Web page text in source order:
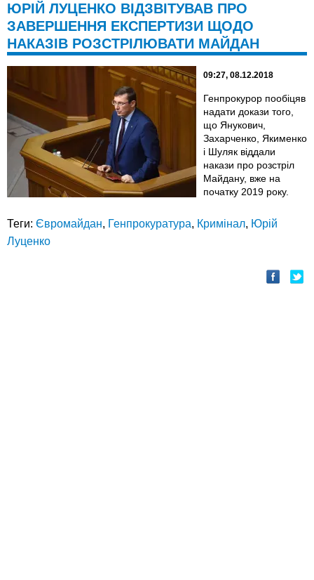
ЮРІЙ ЛУЦЕНКО ВІДЗВІТУВАВ ПРО
ЗАВЕРШЕННЯ ЕКСПЕРТИЗИ ЩОДО
НАКАЗІВ РОЗСТРІЛЮВАТИ МАЙДАН
09:27, 08.12.2018
Генпрокурор пообіцяв
надати докази того,
що Янукович,
Захарченко, Якименко
і Шуляк віддали
накази про розстріл
Майдану, вже на
початку 2019 року.
Теги: Євромайдан, Генпрокуратура, Кримінал, Юрій
Луценко